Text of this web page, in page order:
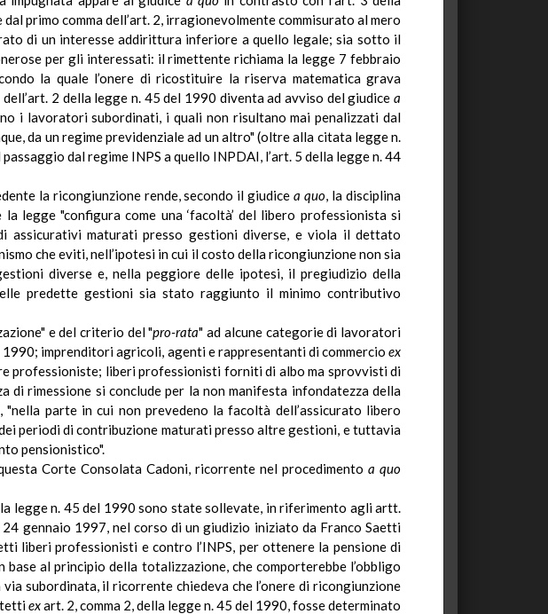
primo comma dell’art. 2, irragionevolmente commisurato al mero
di un interesse addirittura inferiore a quello legale; sia sotto il
per gli interessati: il rimettente richiama la legge 7 febbraio
la quale l’onere di ricostituire la riserva matematica grava
2 della legge n. 45 del 1990 diventa ad avviso del giudice a
i lavoratori subordinati, i quali non risultano mai penalizzati dal
da un regime previdenziale ad un altro" (oltre alla citata legge n.
dal regime INPS a quello INPDAI, l’art. 5 della legge n. 44
la ricongiunzione rende, secondo il giudicea quo, la disciplina
legge "configura come una ‘facoltà’ del libero professionista si
assicurativi maturati presso gestioni diverse, e viola il dettato
che eviti, nell’ipotesi in cui il costo della ricongiunzione non sia
diverse e, nella peggiore delle ipotesi, il pregiudizio della
predette gestioni sia stato raggiunto il minimo contributivo
e del criterio del "pro-rata" ad alcune categorie di lavoratori
imprenditori agricoli, agenti e rappresentanti di commercioex
professioniste; liberi professionisti forniti di albo ma sprovvisti di
di rimessione si conclude per la non manifesta infondatezza della
parte in cui non prevedeno la facoltà dell’assicurato libero
periodi di contribuzione maturati presso altre gestioni, e tuttavia
pensionistico".
Corte Consolata Cadoni, ricorrente nel procedimento a quo
legge n. 45 del 1990 sono state sollevate, in riferimento agli artt.
gennaio 1997, nel corso di un giudizio iniziato da Franco Saetti
liberi professionisti e contro l’INPS, per ottenere la pensione di
al principio della totalizzazione, che comporterebbe l’obbligo
via subordinata, il ricorrente chiedeva che l’onere di ricongiunzione
exart. 2, comma 2, della legge n. 45 del 1990, fosse determinato